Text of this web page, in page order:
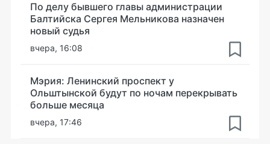
По делу бывшего главы администрации
Балтийска Сергея Мельникова назначен
новый судья
вчера, 16:08
Мэрия: Ленинский проспект у
Ольштынской будут по ночам перекрывать
больше месяца
вчера, 17:46